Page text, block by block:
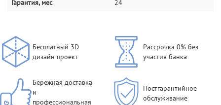
Гарантия, мес 24
Бесплатный 3D
дизайн проект
Рассрочка 0% без
участия банка
Бережная доставка
и
профессиональная
Постгарантийное
обслуживание